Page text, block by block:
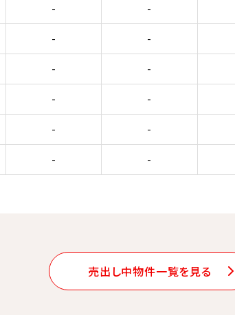
- -
- -
- -
- -
- -
- -
売出し中物件一覧を見る